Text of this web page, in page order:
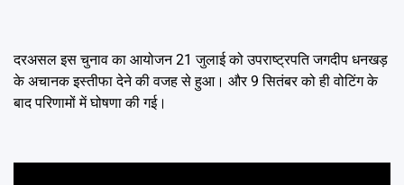
दरअसल इस चुनाव का आयोजन 21 जुलाई को उपराष्ट्रपति जगदीप धनखड़
के अचानक इस्तीफा देने की वजह से हुआ। और 9 सितंबर को ही वोटिंग के
बाद परिणामों में घोषणा की गई।